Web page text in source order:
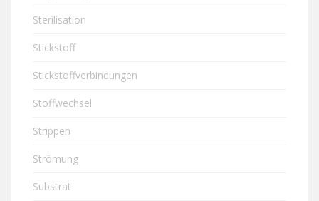
Sterilisation
Stickstoff
Stickstoffverbindungen
Stoffwechsel
Strippen
Strömung
Substrat